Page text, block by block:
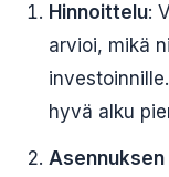
Hinnoittelu:
arvioi, mikä
hyvä alku